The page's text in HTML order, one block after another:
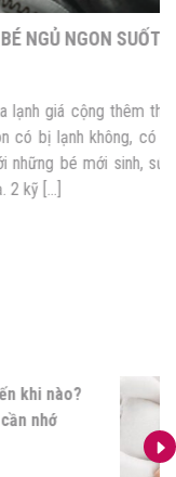
NGỦ NGON SUỐT
giá cộng thêm thời
bị lạnh không, có bị
bé mới sinh, sức
[…]
cho bé đến khi nào?
mẹ cần nhớ